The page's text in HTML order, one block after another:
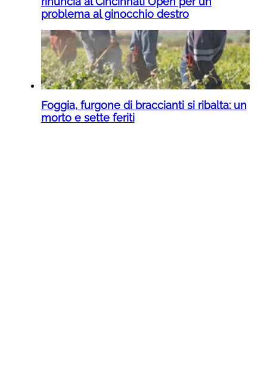
problema al ginocchio destro
Foggia, furgone di braccianti si ribalta: un
morto e sette feriti